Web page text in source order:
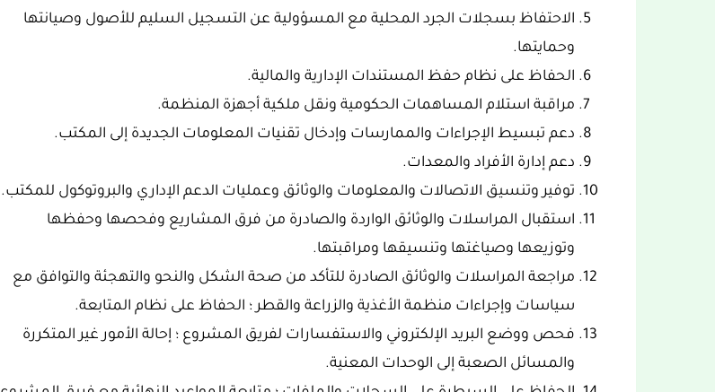
الاحتفاظ بسجلات الجرد المحلية مع المسؤولية عن التسجيل السليم للأصول وصيانتها
وحمايتها.
الحفاظ على نظام حفظ المستندات الإدارية والمالية.
مراقبة استلام المساهمات الحكومية ونقل ملكية أجهزة المنظمة.
دعم تبسيط الإجراءات والممارسات وإدخال تقنيات المعلومات الجديدة إلى المكتب.
دعم إدارة الأفراد والمعدات.
توفير وتنسيق الاتصالات والمعلومات والوثائق وعمليات الدعم الإداري والبروتوكول للمكتب.
استقبال المراسلات والوثائق الواردة والصادرة من فرق المشاريع وفحصها وحفظها
وتوزيعها وصياغتها وتنسيقها ومراقبتها.
مراجعة المراسلات والوثائق الصادرة للتأكد من صحة الشكل والنحو والتهجئة والتوافق مع
سياسات وإجراءات منظمة الأغذية والزراعة والقطر ؛ الحفاظ على نظام المتابعة.
فحص ووضع البريد الإلكتروني والاستفسارات لفريق المشروع ؛ إحالة الأمور غير المتكررة
والمسائل الصعبة إلى الوحدات المعنية.